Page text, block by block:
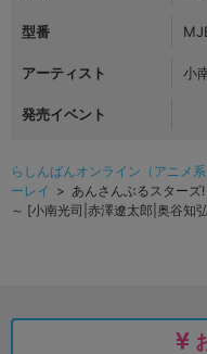
型番
アーティスト 小
発売イベント
らしんばんオンライン（アニメ
ーレイ > あんさんぶるスター
～ [小南光司|赤澤遼太郎|奥谷知